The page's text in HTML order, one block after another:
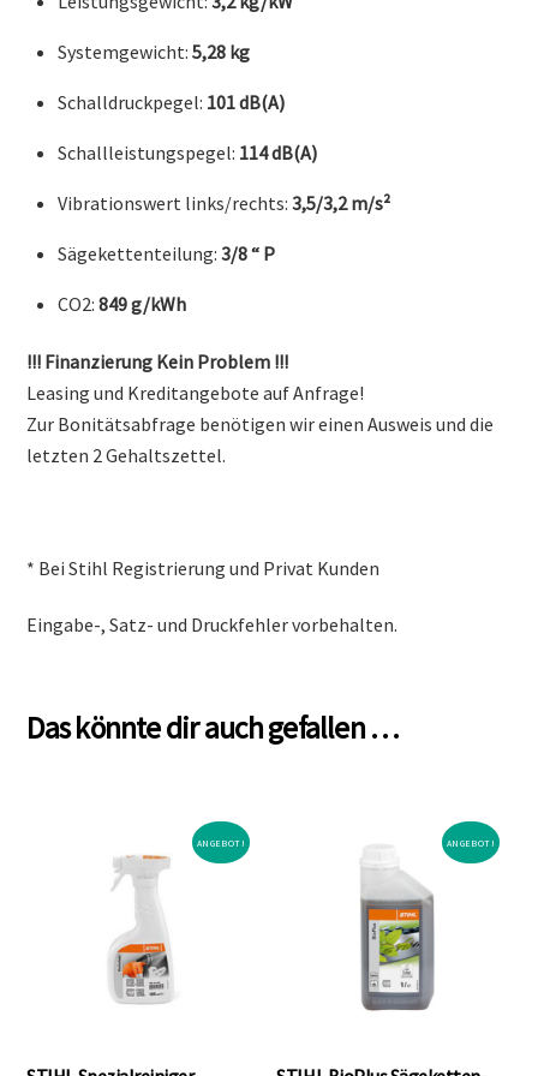
Systemgewicht: 5,28 kg
Schalldruckpegel: 101 dB(A)
Schallleistungspegel: 114 dB(A)
Vibrationswert links/rechts: 3,5/3,2 m/s²
Sägekettenteilung: 3/8 “ P
CO2: 849 g/kWh
!!! Finanzierung Kein Problem !!!
Leasing und Kreditangebote auf Anfrage!
Zur Bonitätsabfrage benötigen wir einen Ausweis und die
letzten 2 Gehaltszettel.
* Bei Stihl Registrierung und Privat Kunden
Eingabe-, Satz- und Druckfehler vorbehalten.
Das könnte dir auch gefallen …
ANGEBOT! ANGEBOT!